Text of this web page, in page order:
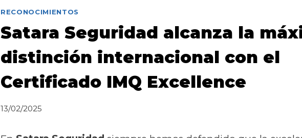
RECONOCIMIENTOS
Satara Seguridad alcanza la
distinción internacional con el
Certificado IMQ Excellence
13/02/2025